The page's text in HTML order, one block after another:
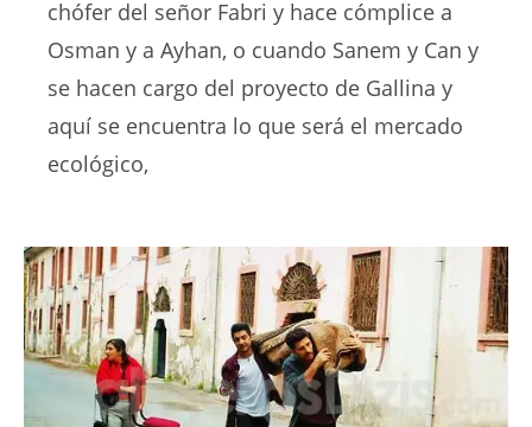
chófer del señor Fabri y hace cómplice a
Osman y a Ayhan, o cuando Sanem y Can y
se hacen cargo del proyecto de Gallina y
aquí se encuentra lo que será el mercado
ecológico,